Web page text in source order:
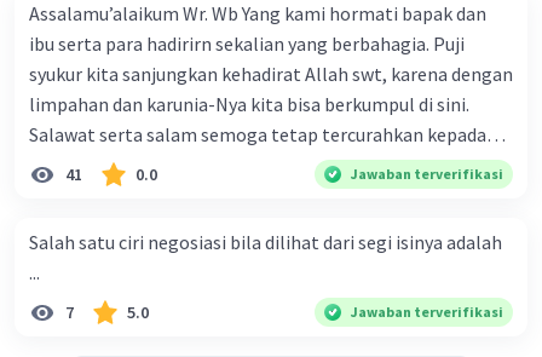
Assalamu’alaikum Wr. Wb Yang kami hormati bapak dan
ibu serta para hadirirn sekalian yang berbahagia. Puji
syukur kita sanjungkan kehadirat Allah swt, karena dengan
limpahan dan karunia-Nya kita bisa berkumpul di sini.
Salawat serta salam semoga tetap tercurahkan kepada
junjungan Nabi besar Muhammad saw, karena beliau
menyiarkan agama yang haq, yakni agama islam, agama
ke dalam umat-Nya yang diberkahi. Amin ya rabbal alamin.
Hadirin sekalian yang berbahagia! Dirasa amat penting
sekali jiwa sosial untuk diterapkan di lingkungan keluarga,
41 0.0 Jawaban terverifikasi
Salah satu ciri negosiasi bila dilihat dari segi isinya adalah
...
7 5.0 Jawaban terverifikasi